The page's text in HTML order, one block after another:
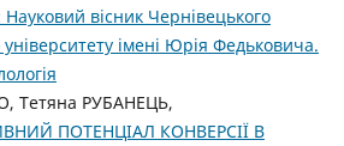
вісник Чернівецького
імені Юрія Федьковича.
Тетяна РУБАНЕЦЬ,
ПОТЕНЦІАЛ КОНВЕРСІЇ В